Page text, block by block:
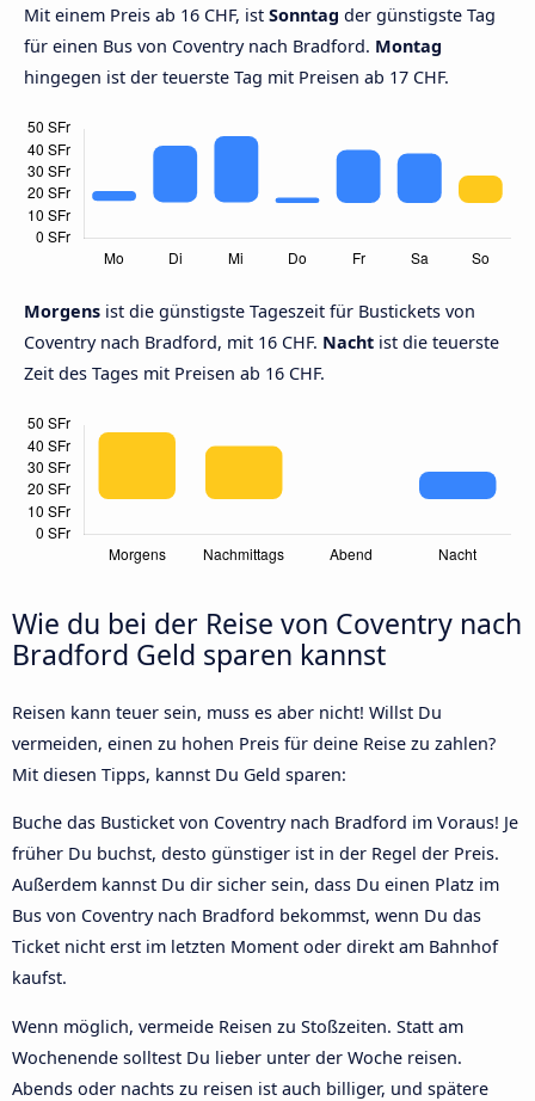
Mit einem Preis ab 16 CHF, ist Sonntag der günstigste Tag
für einen Bus von Coventry nach Bradford. Montag
hingegen ist der teuerste Tag mit Preisen ab 17 CHF.
Morgens ist die günstigste Tageszeit für Bustickets von
Coventry nach Bradford, mit 16 CHF. Nacht ist die teuerste
Zeit des Tages mit Preisen ab 16 CHF.
Wie du bei der Reise von Coventry nach
Bradford Geld sparen kannst
Reisen kann teuer sein, muss es aber nicht! Willst Du
vermeiden, einen zu hohen Preis für deine Reise zu zahlen?
Mit diesen Tipps, kannst Du Geld sparen:
Buche das Busticket von Coventry nach Bradford im Voraus! Je
früher Du buchst, desto günstiger ist in der Regel der Preis.
Außerdem kannst Du dir sicher sein, dass Du einen Platz im
Bus von Coventry nach Bradford bekommst, wenn Du das
Ticket nicht erst im letzten Moment oder direkt am Bahnhof
kaufst.
Wenn möglich, vermeide Reisen zu Stoßzeiten. Statt am
Wochenende solltest Du lieber unter der Woche reisen.
Abends oder nachts zu reisen ist auch billiger, und spätere